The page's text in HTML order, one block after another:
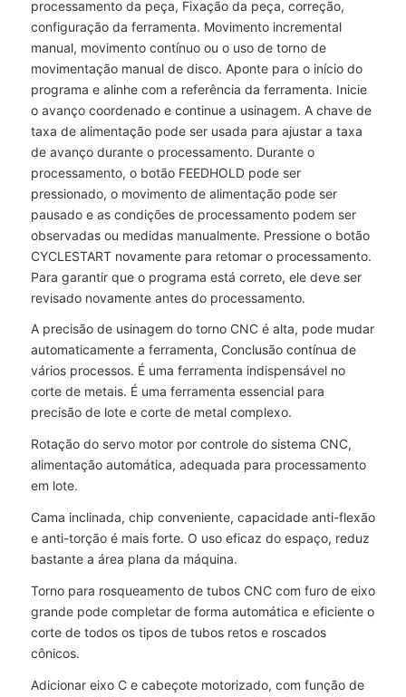
processamento da peça, Fixação da peça, correção,
configuração da ferramenta. Movimento incremental
manual, movimento contínuo ou o uso de torno de
movimentação manual de disco. Aponte para o início do
programa e alinhe com a referência da ferramenta. Inicie
o avanço coordenado e continue a usinagem. A chave de
taxa de alimentação pode ser usada para ajustar a taxa
de avanço durante o processamento. Durante o
processamento, o botão FEEDHOLD pode ser
pressionado, o movimento de alimentação pode ser
pausado e as condições de processamento podem ser
observadas ou medidas manualmente. Pressione o botão
CYCLESTART novamente para retomar o processamento.
Para garantir que o programa está correto, ele deve ser
revisado novamente antes do processamento.
A precisão de usinagem do torno CNC é alta, pode mudar
automaticamente a ferramenta, Conclusão contínua de
vários processos. É uma ferramenta indispensável no
corte de metais. É uma ferramenta essencial para
precisão de lote e corte de metal complexo.
Rotação do servo motor por controle do sistema CNC,
alimentação automática, adequada para processamento
em lote.
Cama inclinada, chip conveniente, capacidade anti-flexão
e anti-torção é mais forte. O uso eficaz do espaço, reduz
bastante a área plana da máquina.
Torno para rosqueamento de tubos CNC com furo de eixo
grande pode completar de forma automática e eficiente o
corte de todos os tipos de tubos retos e roscados
cônicos.
Adicionar eixo C e cabeçote motorizado, com função de